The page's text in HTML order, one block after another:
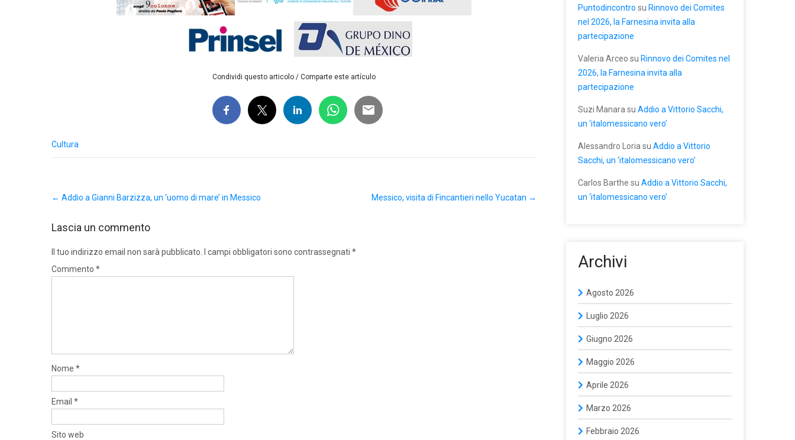
Condividi questo articolo / Comparte este artículo
Cultura
navigation
← Addio a Gianni Barzizza, un ‘uomo di mare’ in Messico Messico, visita di Fincantieri nello Yucatan →
Lascia un commento
Il tuo indirizzo email non sarà pubblicato. I campi obbligatori sono contrassegnati *
Commento *
Nome *
Email *
Sito web
Puntodincontro su Rinnovo dei Comites
nel 2026, la Farnesina invita alla
partecipazione
Valeria Arceo su Rinnovo dei Comites nel
2026, la Farnesina invita alla
partecipazione
Suzi Manara su Addio a Vittorio Sacchi,
un ‘italomessicano vero’
Alessandro Loria su Addio a Vittorio
Sacchi, un ‘italomessicano vero’
Carlos Barthe su Addio a Vittorio Sacchi,
un ‘italomessicano vero’
Archivi
Agosto 2026
Luglio 2026
Giugno 2026
Maggio 2026
Aprile 2026
Marzo 2026
Febbraio 2026